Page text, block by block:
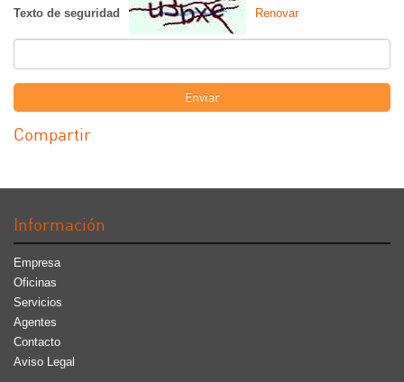
Texto de seguridad Renovar
Enviar
Compartir
Información
Empresa
Oficinas
Servicios
Agentes
Contacto
Aviso Legal